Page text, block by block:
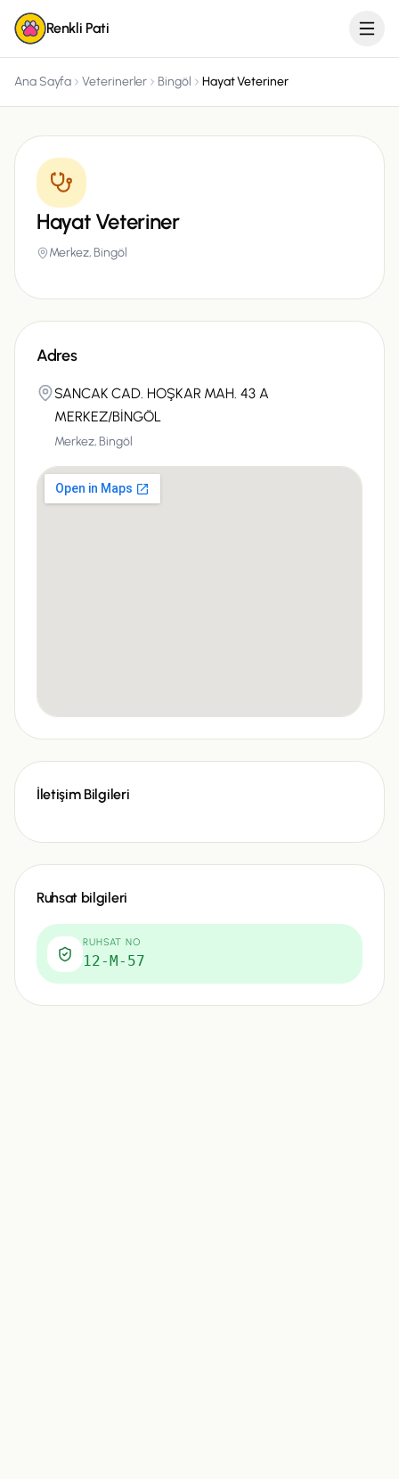
Renkli Pati
Ana Sayfa Veterinerler Bingöl Hayat Veteriner
Hayat Veteriner
Merkez, Bingöl
Adres
SANCAK CAD. HOŞKAR MAH. 43 A
MERKEZ/BİNGÖL
Merkez, Bingöl
İletişim Bilgileri
Ruhsat bilgileri
RUHSAT NO
12-M-57